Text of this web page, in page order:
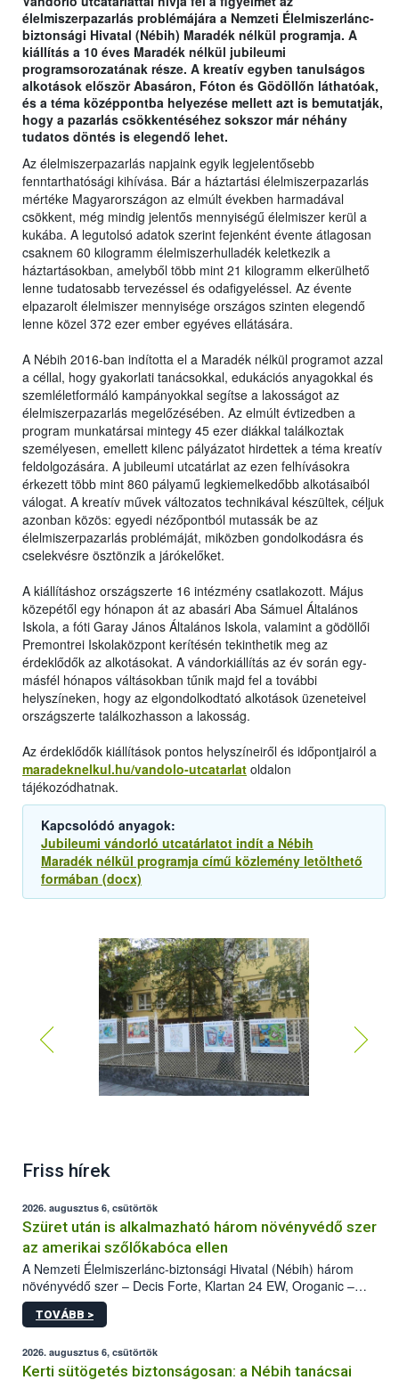
élelmiszerpazarlás problémájára a Nemzeti Élelmiszerlánc-
biztonsági Hivatal (Nébih) Maradék nélkül programja. A
kiállítás a 10 éves Maradék nélkül jubileumi
programsorozatának része. A kreatív egyben tanulságos
alkotások először Abasáron, Fóton és Gödöllőn láthatóak,
és a téma középpontba helyezése mellett azt is bemutatják,
hogy a pazarlás csökkentéséhez sokszor már néhány
tudatos döntés is elegendő lehet.
Az élelmiszerpazarlás napjaink egyik legjelentősebb
fenntarthatósági kihívása. Bár a háztartási élelmiszerpazarlás
mértéke Magyarországon az elmúlt években harmadával
csökkent, még mindig jelentős mennyiségű élelmiszer kerül a
kukába. A legutolsó adatok szerint fejenként évente átlagosan
csaknem 60 kilogramm élelmiszerhulladék keletkezik a
háztartásokban, amelyből több mint 21 kilogramm elkerülhető
lenne tudatosabb tervezéssel és odafigyeléssel. Az évente
elpazarolt élelmiszer mennyisége országos szinten elegendő
lenne közel 372 ezer ember egyéves ellátására.
A Nébih 2016-ban indította el a Maradék nélkül programot azzal
a céllal, hogy gyakorlati tanácsokkal, edukációs anyagokkal és
szemléletformáló kampányokkal segítse a lakosságot az
élelmiszerpazarlás megelőzésében. Az elmúlt évtizedben a
program munkatársai mintegy 45 ezer diákkal találkoztak
személyesen, emellett kilenc pályázatot hirdettek a téma kreatív
feldolgozására. A jubileumi utcatárlat az ezen felhívásokra
érkezett több mint 860 pályamű legkiemelkedőbb alkotásaiból
válogat. A kreatív művek változatos technikával készültek, céljuk
azonban közös: egyedi nézőpontból mutassák be az
élelmiszerpazarlás problémáját, miközben gondolkodásra és
cselekvésre ösztönzik a járókelőket.
A kiállításhoz országszerte 16 intézmény csatlakozott. Május
közepétől egy hónapon át az abasári Aba Sámuel Általános
Iskola, a fóti Garay János Általános Iskola, valamint a gödöllői
Premontrei Iskolaközpont kerítésén tekinthetik meg az
érdeklődők az alkotásokat. A vándorkiállítás az év során egy-
másfél hónapos váltásokban tűnik majd fel a további
helyszíneken, hogy az elgondolkodtató alkotások üzeneteivel
országszerte találkozhasson a lakosság.
Az érdeklődők kiállítások pontos helyszíneiről és időpontjairól a
maradeknelkul.hu/vandolo-utcatarlat oldalon
tájékozódhatnak.
Kapcsolódó anyagok:
Jubileumi vándorló utcatárlatot indít a Nébih
Maradék nélkül programja című közlemény letölthető
formában (docx)
Friss hírek
2026. augusztus 6, csütörtök
Szüret után is alkalmazható három növényvédő szer
az amerikai szőlőkabóca ellen
A Nemzeti Élelmiszerlánc-biztonsági Hivatal (Nébih) három
növényvédő szer – Decis Forte, Klartan 24 EW, Oroganic –
engedélyokiratát módosította, így azok a szüretet követően,
egészen a vesszőérettség (BBCH 91) stádiumáig
érésű szőlőkben is legyen lehetőség a károsító elleni további
védekezésre. Az Oroganic készítmény kis kiszerelésben kiskerti
TOVÁBB >
2026. augusztus 6, csütörtök
Kerti sütögetés biztonságosan: a Nébih tanácsai